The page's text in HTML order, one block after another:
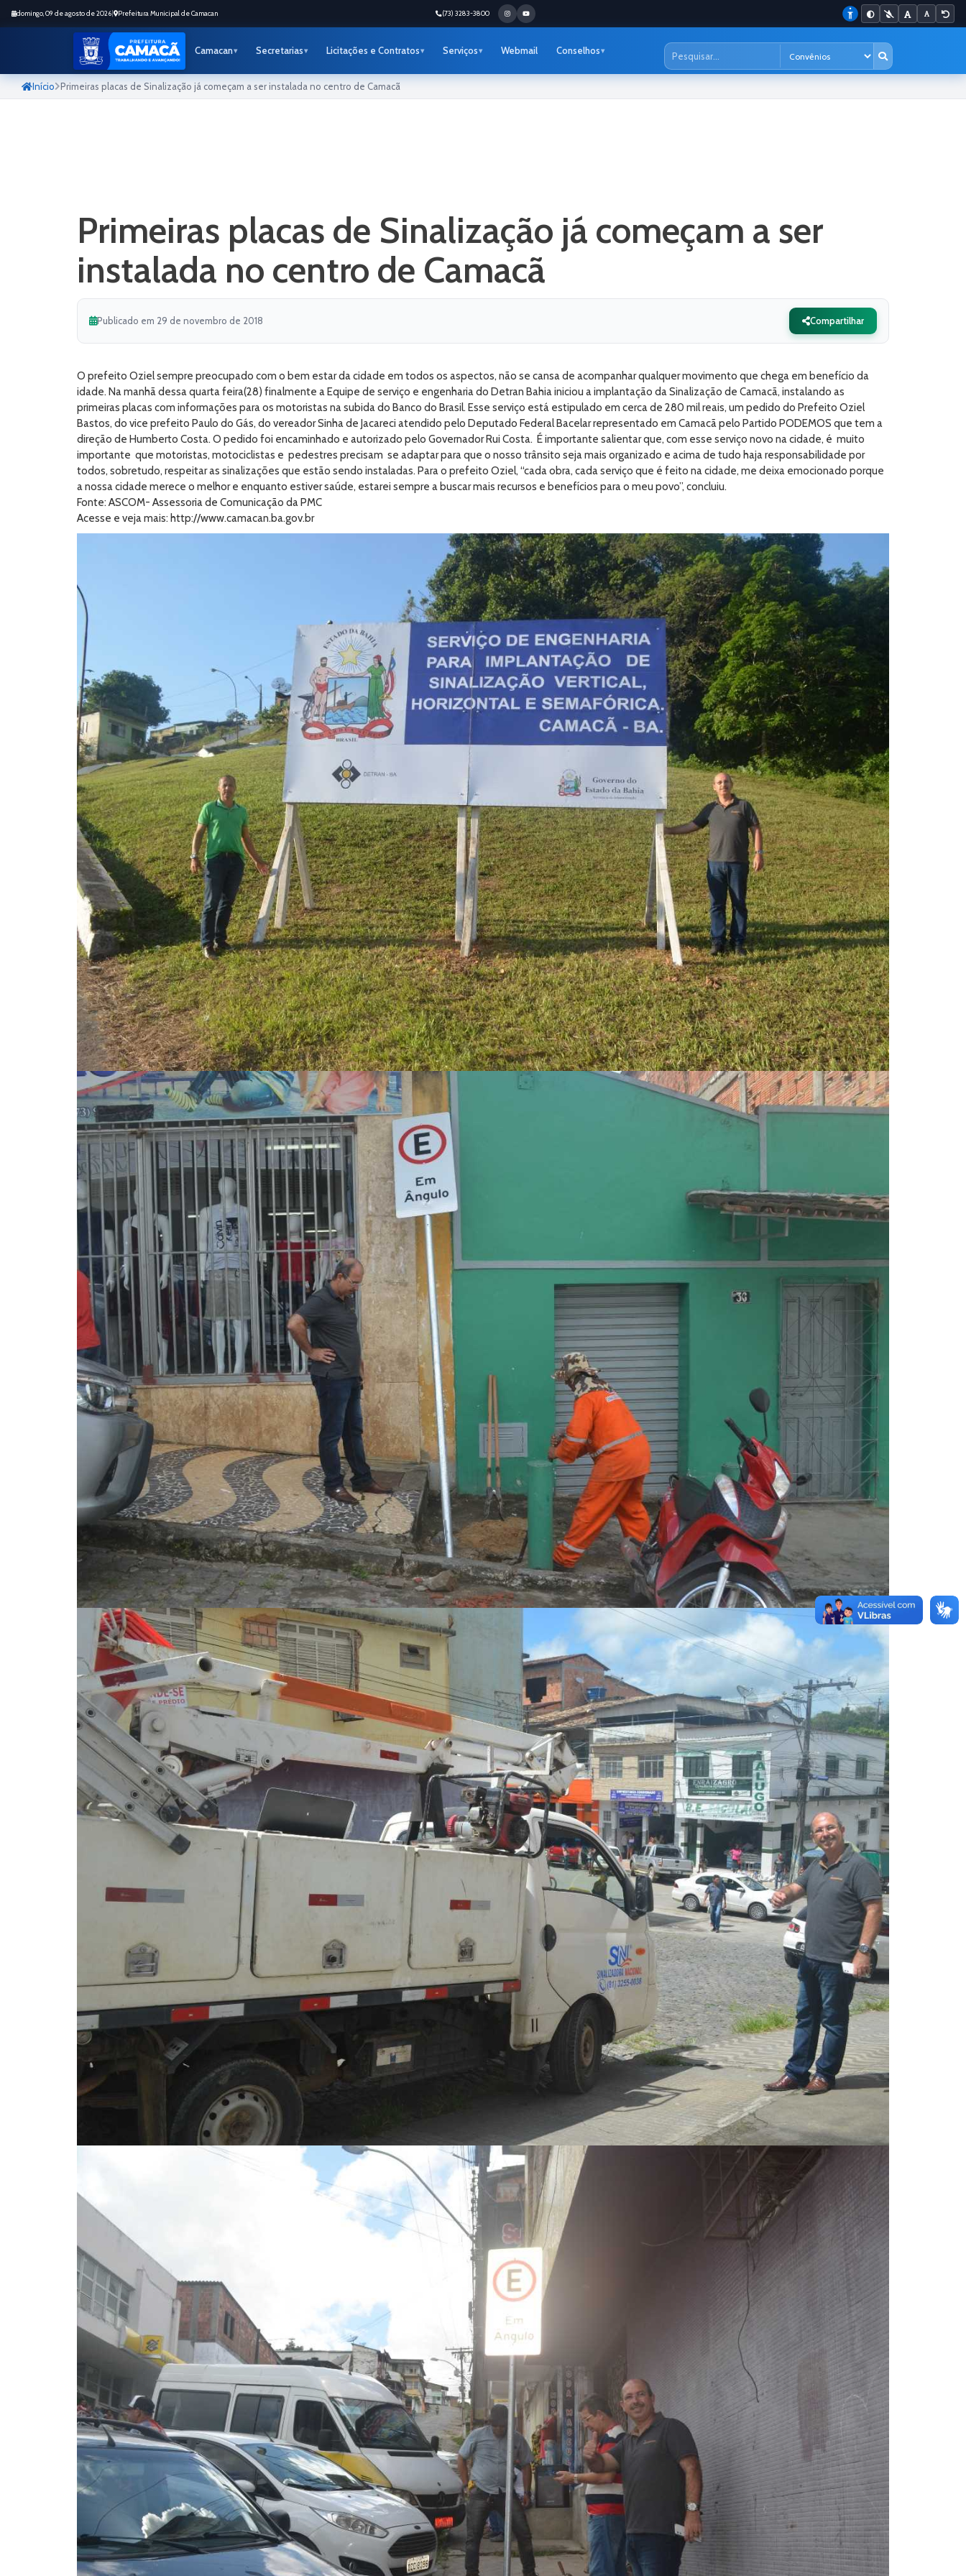
domingo, 09 de agosto de 2026 Prefeitura Municipal de Camacan (73) 3283-3800
Camacan Secretarias Licitações e Contratos Serviços Webmail Conselhos
Início Primeiras placas de Sinalização já começam a ser instalada no centro de Camacã
Primeiras placas de Sinalização já começam a ser
instalada no centro de Camacã
Publicado em 29 de novembro de 2018 Compartilhar
O prefeito Oziel sempre preocupado com o bem estar da cidade em todos os aspectos, não se cansa de acompanhar qualquer movimento que chega em benefício da
idade. Na manhã dessa quarta feira(28) finalmente a Equipe de serviço e engenharia do Detran Bahia iniciou a implantação da Sinalização de Camacã, instalando as
primeiras placas com informações para os motoristas na subida do Banco do Brasil. Esse serviço está estipulado em cerca de 280 mil reais, um pedido do Prefeito Oziel
Bastos, do vice prefeito Paulo do Gás, do vereador Sinha de Jacareci atendido pelo Deputado Federal Bacelar representado em Camacã pelo Partido PODEMOS que tem a
direção de Humberto Costa. O pedido foi encaminhado e autorizado pelo Governador Rui Costa. É importante salientar que, com esse serviço novo na cidade, é muito
importante que motoristas, motociclistas e pedestres precisam se adaptar para que o nosso trânsito seja mais organizado e acima de tudo haja responsabilidade por
todos, sobretudo, respeitar as sinalizações que estão sendo instaladas. Para o prefeito Oziel, “cada obra, cada serviço que é feito na cidade, me deixa emocionado porque
a nossa cidade merece o melhor e enquanto estiver saúde, estarei sempre a buscar mais recursos e benefícios para o meu povo”, concluiu.
Fonte: ASCOM- Assessoria de Comunicação da PMC
Acesse e veja mais: http://www.camacan.ba.gov.br